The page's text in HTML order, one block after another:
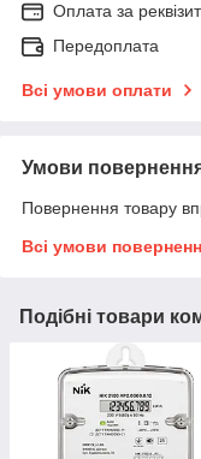
Оплата за
Передоплата
Всі умови оплати
Умови
Повернення товару
Всі умови
Подібні товари